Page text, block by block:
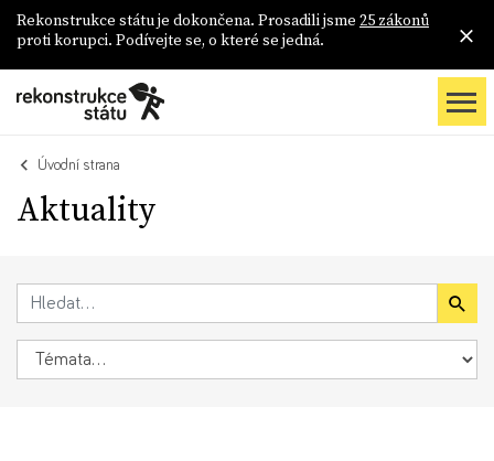
Rekonstrukce státu je dokončena. Prosadili jsme 25 zákonů
proti korupci. Podívejte se, o které se jedná.
Úvodní strana
Aktuality